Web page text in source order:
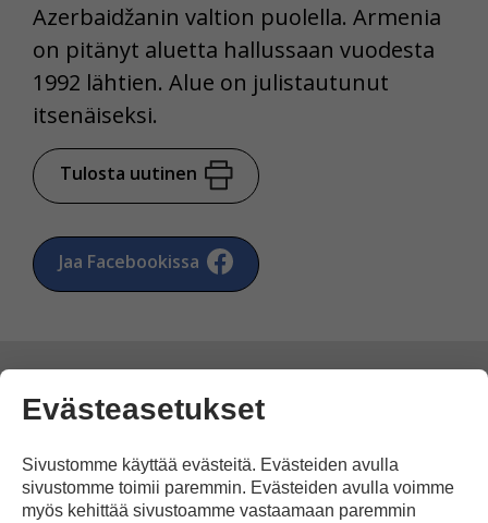
Azerbaidžanin valtion puolella. Armenia
on pitänyt aluetta hallussaan vuodesta
1992 lähtien. Alue on julistautunut
itsenäiseksi.
Tulosta uutinen
Jaa Facebookissa
Kommentoi
Voit kirjoittaa mielipiteesi
Evästeasetukset
Sivustomme käyttää evästeitä. Evästeiden avulla
sivustomme toimii paremmin. Evästeiden avulla voimme
myös kehittää sivustoamme vastaamaan paremmin